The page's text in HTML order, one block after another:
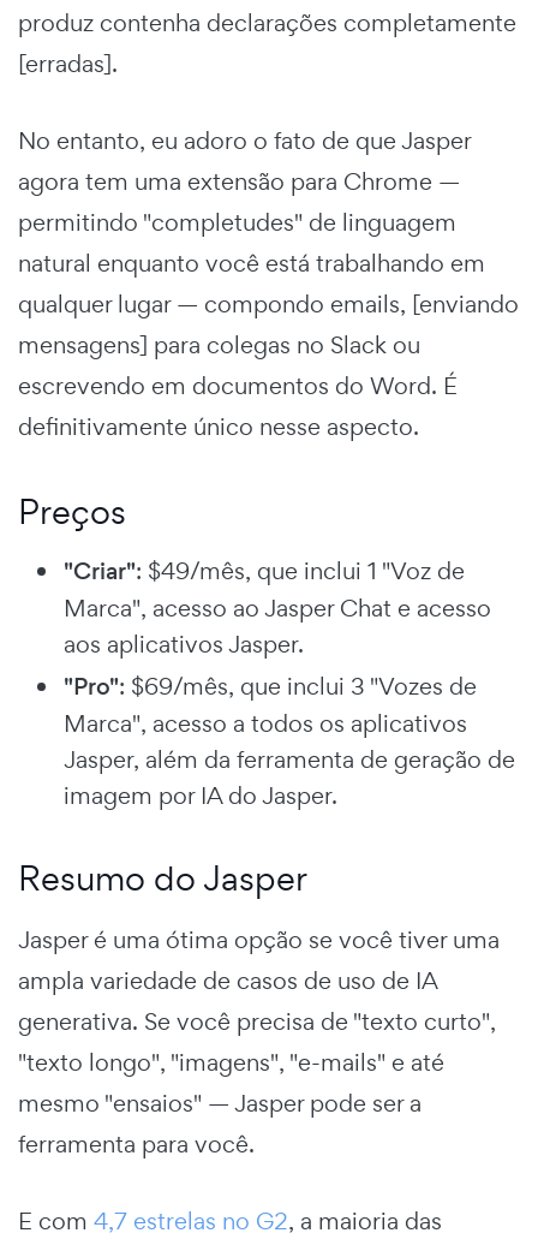
produz contenha declarações completamente
[erradas].
No entanto, eu adoro o fato de que Jasper
agora tem uma extensão para Chrome —
permitindo "completudes" de linguagem
natural enquanto você está trabalhando em
qualquer lugar — compondo emails, [enviando
mensagens] para colegas no Slack ou
escrevendo em documentos do Word. É
definitivamente único nesse aspecto.
Preços
"Criar": $49/mês, que inclui 1 "Voz de
Marca", acesso ao Jasper Chat e acesso
aos aplicativos Jasper.
"Pro": $69/mês, que inclui 3 "Vozes de
Marca", acesso a todos os aplicativos
Jasper, além da ferramenta de geração de
imagem por IA do Jasper.
Resumo do Jasper
Jasper é uma ótima opção se você tiver uma
ampla variedade de casos de uso de IA
generativa. Se você precisa de "texto curto",
"texto longo", "imagens", "e-mails" e até
mesmo "ensaios" — Jasper pode ser a
ferramenta para você.
E com 4,7 estrelas no G2, a maioria das